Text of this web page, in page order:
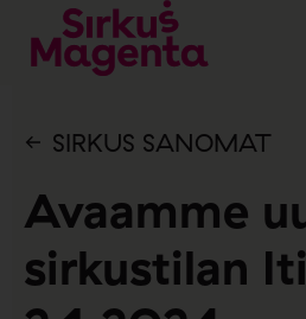
SIRKUS SANOMAT
Avaamme
sirkustilan